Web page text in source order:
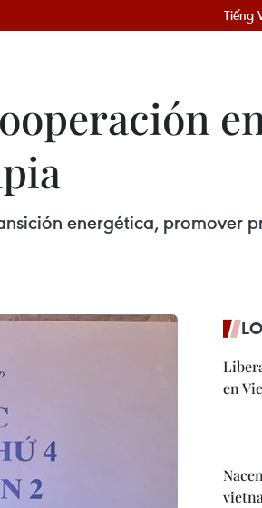
Tiếng
energética, promover
en